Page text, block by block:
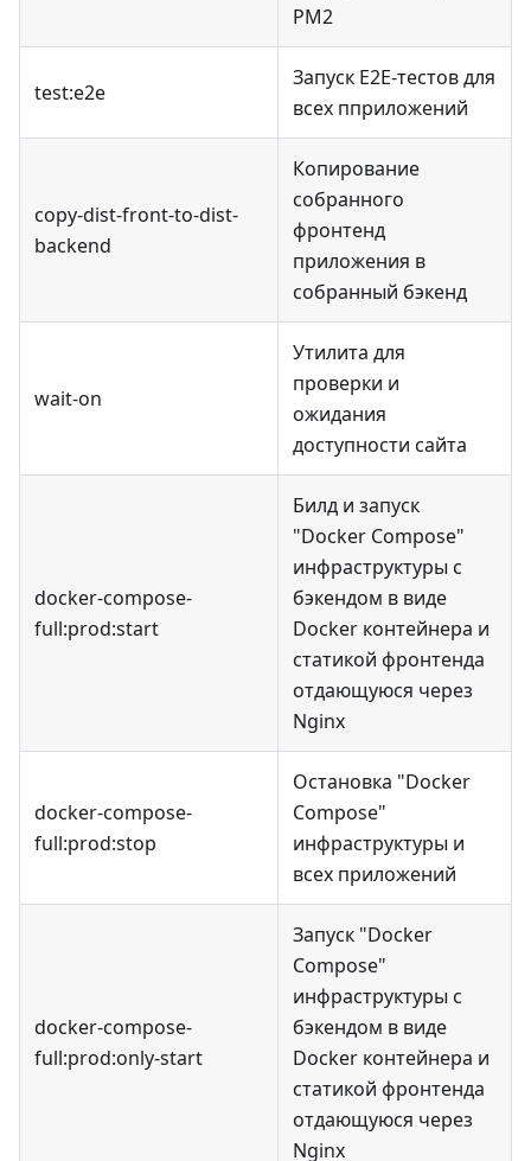
PM2
test:e2e
Запуск E2E-тестов для
всех пприложений
copy-dist-front-to-dist-
backend
Копирование
собранного
фронтенд
приложения в
собранный бэкенд
wait-on
Утилита для
проверки и
ожидания
доступности сайта
docker-compose-
full:prod:start
Билд и запуск
"Docker Compose"
инфраструктуры с
бэкендом в виде
Docker контейнера и
статикой фронтенда
отдающуюся через
Nginx
docker-compose-
full:prod:stop
Остановка "Docker
Compose"
инфраструктуры и
всех приложений
docker-compose-
full:prod:only-start
Запуск "Docker
Compose"
инфраструктуры с
бэкендом в виде
Docker контейнера и
статикой фронтенда
отдающуюся через
Nginx